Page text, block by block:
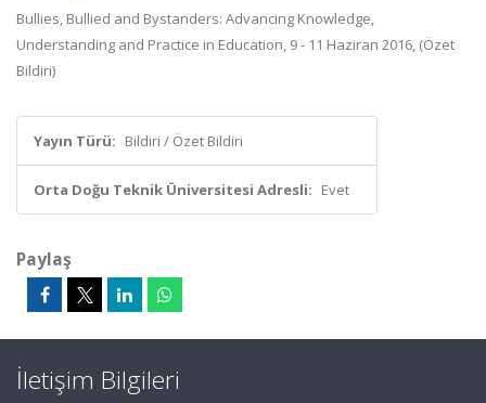
Bullies, Bullied and Bystanders: Advancing Knowledge,
Understanding and Practice in Education, 9 - 11 Haziran 2016, (Özet
Bildiri)
Yayın Türü: Bildiri / Özet Bildiri
Orta Doğu Teknik Üniversitesi Adresli: Evet
Paylaş
İletişim Bilgileri